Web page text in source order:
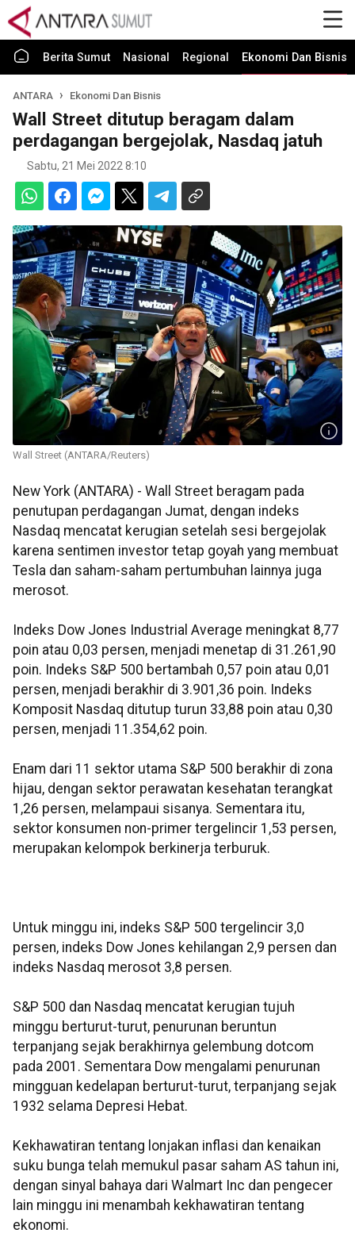
Berita Sumut Nasional Regional Ekonomi Dan Bisnis
ANTARA Ekonomi Dan Bisnis
Wall Street ditutup beragam dalam
perdagangan bergejolak, Nasdaq jatuh
Sabtu, 21 Mei 2022 8:10
Wall Street (ANTARA/Reuters)
New York (ANTARA) - Wall Street beragam pada
penutupan perdagangan Jumat, dengan indeks
Nasdaq mencatat kerugian setelah sesi bergejolak
karena sentimen investor tetap goyah yang membuat
Tesla dan saham-saham pertumbuhan lainnya juga
merosot.
Indeks Dow Jones Industrial Average meningkat 8,77
poin atau 0,03 persen, menjadi menetap di 31.261,90
poin. Indeks S&P 500 bertambah 0,57 poin atau 0,01
persen, menjadi berakhir di 3.901,36 poin. Indeks
Komposit Nasdaq ditutup turun 33,88 poin atau 0,30
persen, menjadi 11.354,62 poin.
Enam dari 11 sektor utama S&P 500 berakhir di zona
hijau, dengan sektor perawatan kesehatan terangkat
1,26 persen, melampaui sisanya. Sementara itu,
sektor konsumen non-primer tergelincir 1,53 persen,
merupakan kelompok berkinerja terburuk.
Untuk minggu ini, indeks S&P 500 tergelincir 3,0
persen, indeks Dow Jones kehilangan 2,9 persen dan
indeks Nasdaq merosot 3,8 persen.
S&P 500 dan Nasdaq mencatat kerugian tujuh
minggu berturut-turut, penurunan beruntun
terpanjang sejak berakhirnya gelembung dotcom
pada 2001. Sementara Dow mengalami penurunan
mingguan kedelapan berturut-turut, terpanjang sejak
1932 selama Depresi Hebat.
Kekhawatiran tentang lonjakan inflasi dan kenaikan
suku bunga telah memukul pasar saham AS tahun ini,
dengan sinyal bahaya dari Walmart Inc dan pengecer
lain minggu ini menambah kekhawatiran tentang
ekonomi.